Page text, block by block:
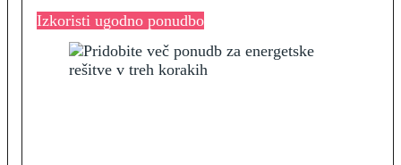
Izkoristi ugodno ponudbo